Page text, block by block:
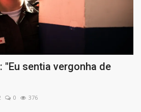
"Eu sentia vergonha de
0 376